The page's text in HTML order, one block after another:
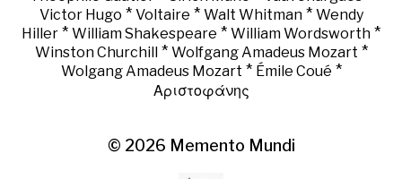
Victor Hugo * Voltaire * Walt Whitman* Wendy
Hiller * William Shakespeare * William Wordsworth *
Winston Churchill * Wolfgang Amadeus Mozart *
Wolgang Amadeus Mozart * Émile Coué *
Αριστοφάνης
© 2026 Memento Mundi